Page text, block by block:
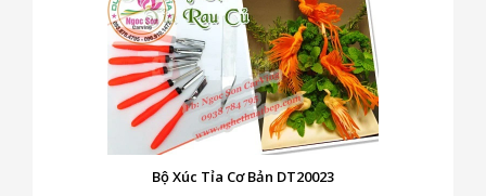
Bộ Xúc Tỉa Cơ Bản DT20023